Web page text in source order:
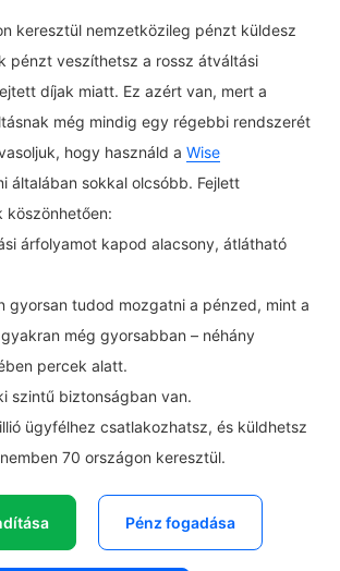
keresztül nemzetközileg pénzt küldesz
pénzt veszíthetsz a rossz átváltási
díjak miatt. Ez azért van, mert a
még mindig egy régebbi rendszerét
hogy használd a Wise
általában sokkal olcsóbb. Fejlett
köszönhetően:
árfolyamot kapod alacsony, átlátható
gyorsan tudod mozgatni a pénzed, mint a
még gyorsabban – néhány
percek alatt.
szintű biztonságban van.
ügyfélhez csatlakozhatsz, és küldhetsz
70 országon keresztül.
Pénz fogadása